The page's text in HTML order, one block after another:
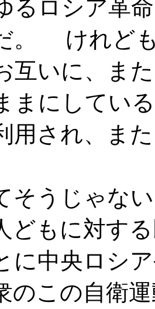
るロシア革
。 けれど
互いに、ま
まにしてい
用され、ま
うじゃな
どもに対す
に中央ロシ
のこの自衛